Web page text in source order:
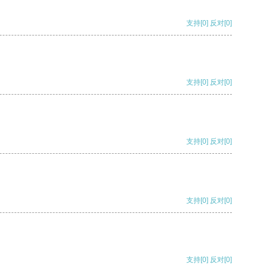
支持[0] 反对[0]
支持[0] 反对[0]
支持[0] 反对[0]
支持[0] 反对[0]
支持[0] 反对[0]